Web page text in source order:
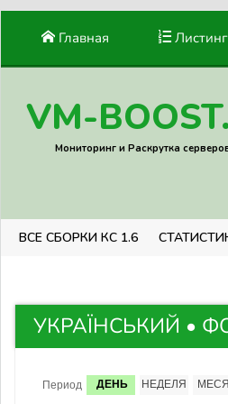
Главная Листинг
VM-BOOST.
Мониторинг и Раскрутка
ВСЕ СБОРКИ КС 1.6
УКРАЇНСЬКИЙ •
Период ДЕНЬ НЕДЕЛЯ